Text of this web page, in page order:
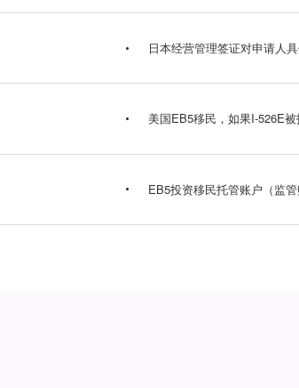
日本经营管理签证对申请人
美国EB5移民，如果I-526E
EB5投资移民托管账户（监